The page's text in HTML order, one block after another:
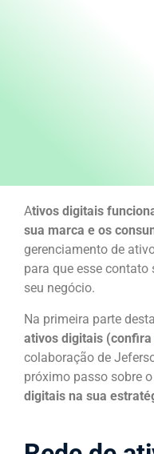
Ativos digitais
sua marca e os
gerenciamento de
para que esse contato
seu negócio.
Na primeira parte
ativos digitais (confira
colaboração de
próximo passo sobre
digitais na sua